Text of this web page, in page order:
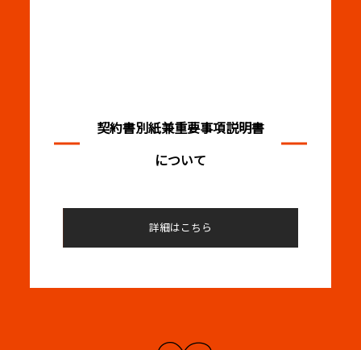
契約書別紙兼重要事項説明書
について
詳細はこちら